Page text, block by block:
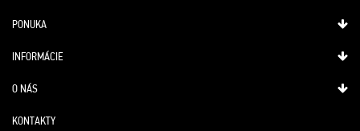
PONUKA
INFORMÁCIE
O NÁS
KONTAKTY